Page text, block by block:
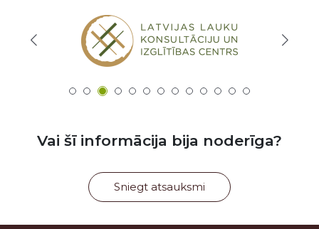
Vai šī informācija bija noderīga?
Sniegt atsauksmi